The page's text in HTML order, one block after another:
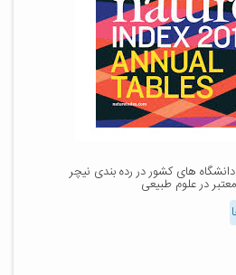
های کشور در ​رده بندی نیچر
در علوم طبیعی